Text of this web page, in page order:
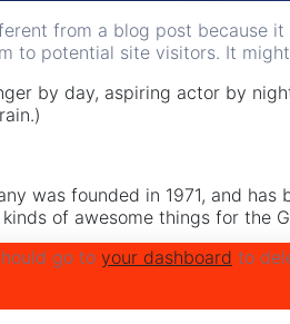
from a blog post
to potential site visitors. It
by day, aspiring actor by
was founded in 1971, and
of awesome things for the
go to your dashboard to